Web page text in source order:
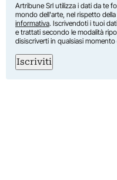
Artribune Srl utilizza i dati da te
mondo dell'arte, nel rispetto
informativa. Iscrivendoti i tuoi
e trattati secondo le modalità
disiscriverti in qualsiasi
Iscriviti